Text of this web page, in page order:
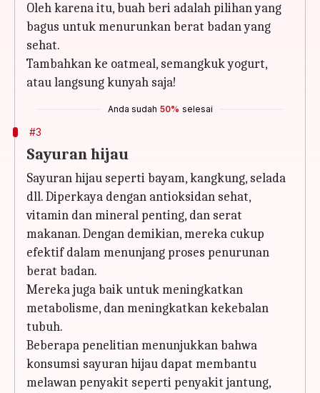
Oleh karena itu, buah beri adalah pilihan yang
bagus untuk menurunkan berat badan yang
sehat.
Tambahkan ke oatmeal, semangkuk yogurt,
atau langsung kunyah saja!
Anda sudah 50% selesai
#3
Sayuran hijau
Sayuran hijau seperti bayam, kangkung, selada
dll. Diperkaya dengan antioksidan sehat,
vitamin dan mineral penting, dan serat
makanan. Dengan demikian, mereka cukup
efektif dalam menunjang proses penurunan
berat badan.
Mereka juga baik untuk meningkatkan
metabolisme, dan meningkatkan kekebalan
tubuh.
Beberapa penelitian menunjukkan bahwa
konsumsi sayuran hijau dapat membantu
melawan penyakit seperti penyakit jantung,